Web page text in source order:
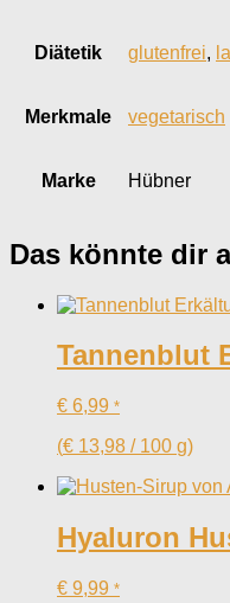
Diätetik glutenfrei,
Merkmale vegetarisch
Marke Hübner
Das könnte dir
Tannenblut
€ 6,99 *
(€ 13,98 / 100 g)
Hyaluron
€ 9,99 *